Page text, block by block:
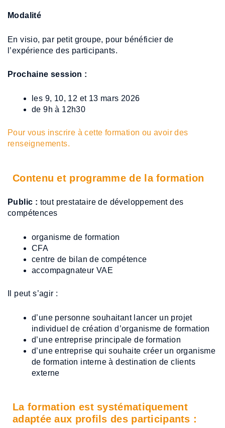
Modalité
En visio, par petit groupe, pour bénéficier de
l’expérience des participants.
Prochaine session :
les 9, 10, 12 et 13 mars 2026
de 9h à 12h30
Pour vous inscrire à cette formation ou avoir des
renseignements.
Contenu et programme de la formation
Public : tout prestataire de développement des
compétences
organisme de formation
CFA
centre de bilan de compétence
accompagnateur VAE
Il peut s’agir :
d’une personne souhaitant lancer un projet
individuel de création d’organisme de formation
d’une entreprise principale de formation
d’une entreprise qui souhaite créer un organisme
de formation interne à destination de clients
externe
La formation est systématiquement
adaptée aux profils des participants :